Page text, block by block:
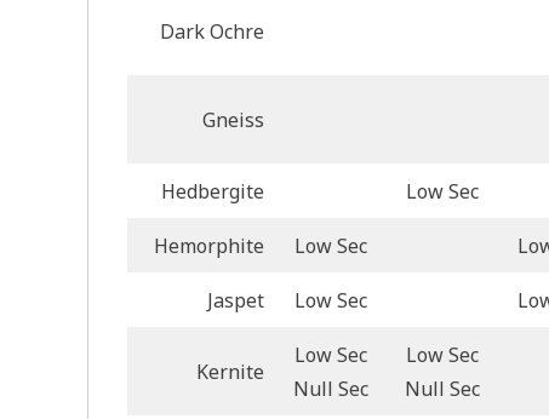
Dark Ochre
Gneiss
Hedbergite Low Sec
Hemorphite Low Sec
Jaspet Low Sec
Kernite
Low Sec
Null Sec
Low Sec
Null Sec